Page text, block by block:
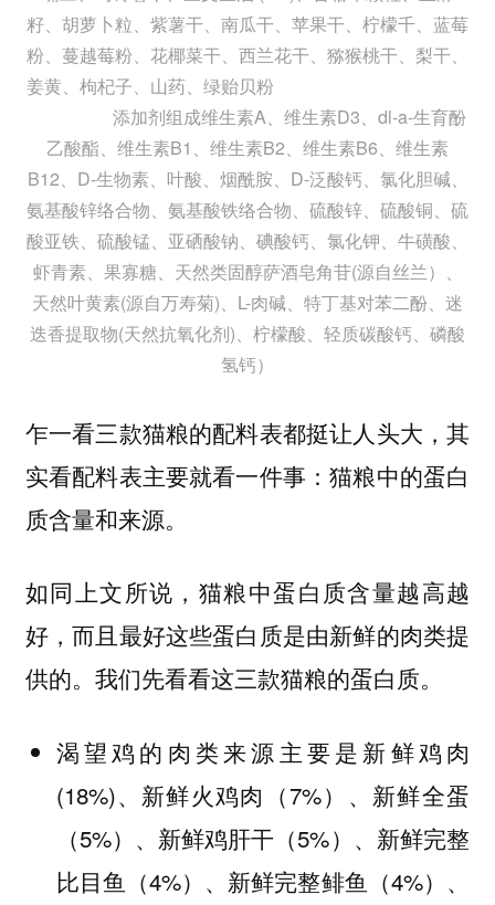
籽、胡萝卜粒、紫薯干、南瓜干、苹果干、柠檬千、蓝莓
粉、蔓越莓粉、花椰菜干、西兰花干、猕猴桃干、梨干、
姜黄、枸杞子、山药、绿贻贝粉
添加剂组成维生素A、维生素D3、dl-a-生育酚
乙酸酯、维生素B1、维生素B2、维生素B6、维生素
B12、D-生物素、叶酸、烟酰胺、D-泛酸钙、氯化胆碱、
氨基酸锌络合物、氨基酸铁络合物、硫酸锌、硫酸铜、硫
酸亚铁、硫酸锰、亚硒酸钠、碘酸钙、氯化钾、牛磺酸、
虾青素、果寡糖、天然类固醇萨酒皂角苷(源自丝兰）、
天然叶黄素(源自万寿菊)、L-肉碱、特丁基对苯二酚、迷
迭香提取物(天然抗氧化剂)、柠檬酸、轻质碳酸钙、磷酸
氢钙）
乍一看三款猫粮的配料表都挺让人头大，其
实看配料表主要就看一件事：猫粮中的蛋白
质含量和来源。
如同上文所说，猫粮中蛋白质含量越高越
好，而且最好这些蛋白质是由新鲜的肉类提
供的。我们先看看这三款猫粮的蛋白质。
渴望鸡的肉类来源主要是新鲜鸡肉
(18%)、新鲜火鸡肉（7%）、新鲜全蛋
（5%）、新鲜鸡肝干（5%）、新鲜完整
比目鱼（4%）、新鲜完整鲱鱼（4%）、